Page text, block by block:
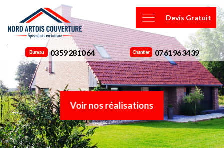
Devis Gratuit
Bureau 03 59 28 10 64 Chantier 07 61 96 34 39
Voir nos réalisations